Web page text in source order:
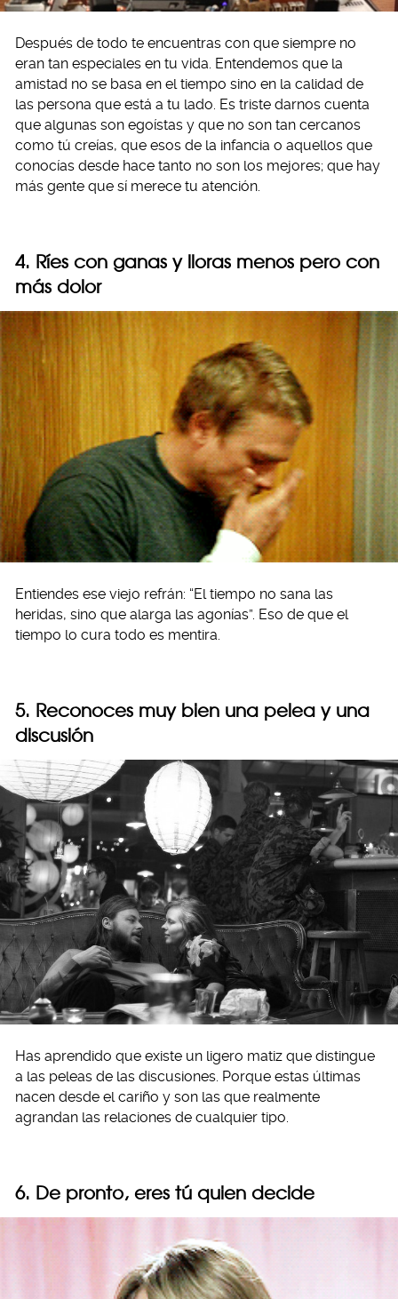
Después de todo te encuentras con que siempre no
eran tan especiales en tu vida. Entendemos que la
amistad no se basa en el tiempo sino en la calidad de
las persona que está a tu lado. Es triste darnos cuenta
que algunas son egoístas y que no son tan cercanos
como tú creías, que esos de la infancia o aquellos que
conocías desde hace tanto no son los mejores; que hay
más gente que sí merece tu atención.
4. Ríes con ganas y lloras menos pero con
más dolor
Entiendes ese viejo refrán: “El tiempo no sana las
heridas, sino que alarga las agonías”. Eso de que el
tiempo lo cura todo es mentira.
5. Reconoces muy bien una pelea y una
discusión
Has aprendido que existe un ligero matiz que distingue
a las peleas de las discusiones. Porque estas últimas
nacen desde el cariño y son las que realmente
agrandan las relaciones de cualquier tipo.
6. De pronto, eres tú quien decide